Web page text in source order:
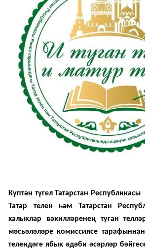
Күптән түгел Татарстан
Татар телен һәм Татарстан
халыклар вәкилләренең туган
мәсьәләләре комиссиясе
телендәге ябык әдәби әсәрләр